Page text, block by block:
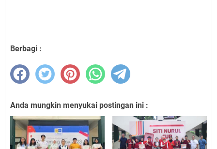
Berbagi :
Anda mungkin menyukai postingan ini :